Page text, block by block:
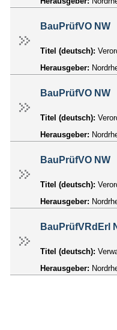
BauPrüfVO NW
Titel (deutsch):
Herausgeber:
BauPrüfVO NW
Titel (deutsch):
Herausgeber:
BauPrüfVO NW
Titel (deutsch):
Herausgeber:
BauPrüfVRdErl
Titel (deutsch):
Herausgeber: